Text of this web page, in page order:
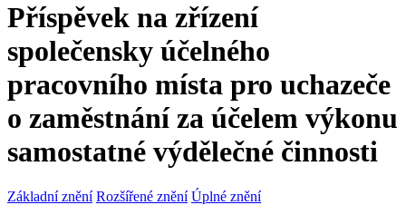
Příspěvek na zřízení
společensky účelného
pracovního místa pro uchazeče
o zaměstnání za účelem výkonu
samostatné výdělečné činnosti
Základní znění Rozšířené znění Úplné znění